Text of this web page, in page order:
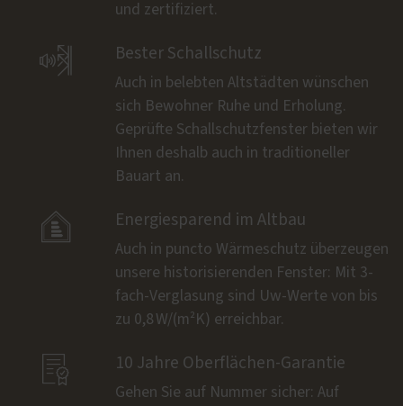
und zertifiziert.
 Bester Schallschutz
Auch in belebten Altstädten wünschen
sich Bewohner Ruhe und Erholung.
Geprüfte Schallschutzfenster bieten wir
Ihnen deshalb auch in traditioneller
Bauart an.
 Energiesparend im Altbau
Auch in puncto Wärmeschutz überzeugen
unsere historisierenden Fenster: Mit 3-
fach-Verglasung sind Uw-Werte von bis
zu 0,8 W/(m²K) erreichbar.
 10 Jahre Oberflächen-Garantie
Gehen Sie auf Nummer sicher: Auf